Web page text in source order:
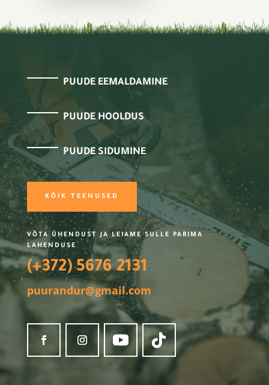
PUUDE EEMALDAMINE
PUUDE HOOLDUS
PUUDE SIDUMINE
KÕIK TEENUSED
VÕTA ÜHENDUST JA LEIAME SULLE PARIMA
LAHENDUSE
(+372) 5676 2131
puurandur@gmail.com